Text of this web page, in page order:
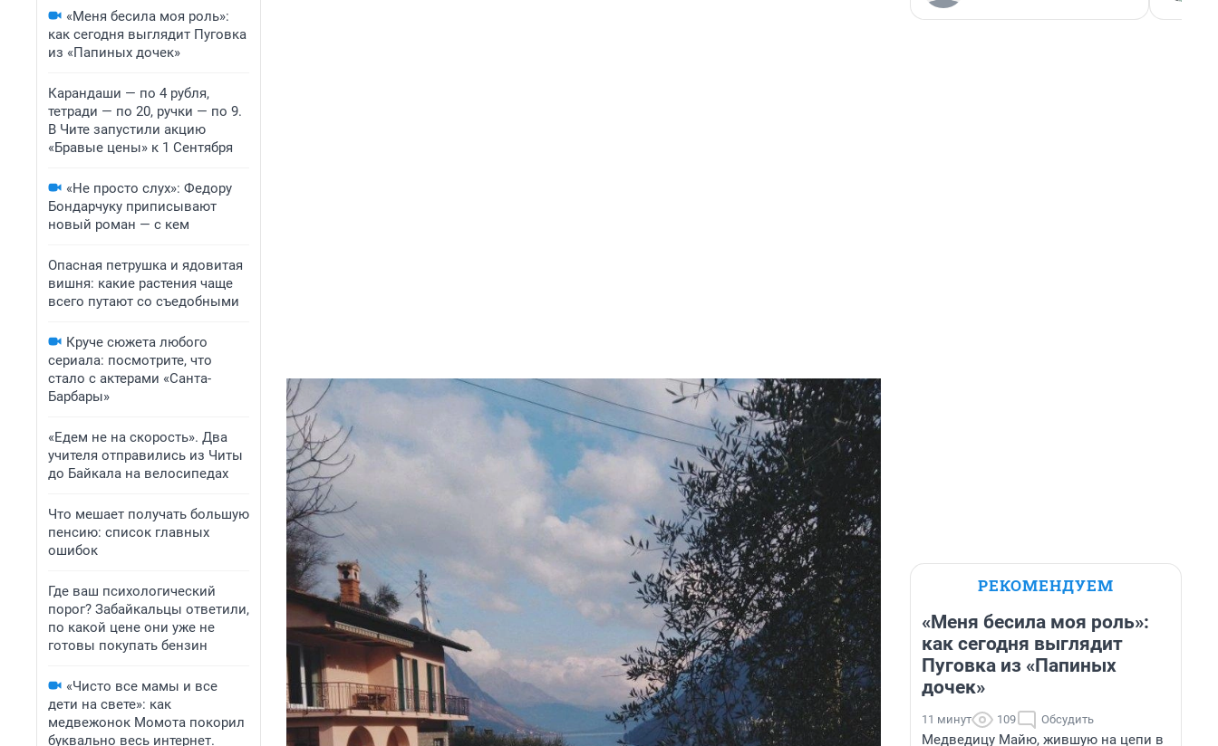
«Меня бесила моя роль»:
как сегодня выглядит Пуговка
из «Папиных дочек»
Карандаши — по 4 рубля,
тетради — по 20, ручки — по 9.
В Чите запустили акцию
«Бравые цены» к 1 Сентября
«Не просто слух»: Федору
Бондарчуку приписывают
новый роман — с кем
Опасная петрушка и ядовитая
вишня: какие растения чаще
всего путают со съедобными
Круче сюжета любого
сериала: посмотрите, что
стало с актерами «Санта-
Барбары»
«Едем не на скорость». Два
учителя отправились из Читы
до Байкала на велосипедах
Что мешает получать большую
пенсию: список главных
ошибок
Где ваш психологический
порог? Забайкальцы ответили,
по какой цене они уже не
готовы покупать бензин
«Чисто все мамы и все
дети на свете»: как
медвежонок Момота покорил
буквально весь интернет.
РЕКОМЕНДУЕМ
«Меня бесила моя роль»:
как сегодня выглядит
Пуговка из «Папиных
дочек»
11 минут 109 Обсудить
Медведицу Майю, жившую на цепи в